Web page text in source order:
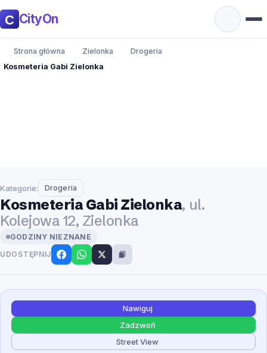
CityOn
Strona główna Zielonka
Drogeria
Kosmeteria Gabi Zielonka
Kategorie: Drogeria
Kosmeteria Gabi Zielonka, ul.
Kolejowa 12, Zielonka
GODZINY NIEZNANE
UDOSTĘPNIJ
Nawiguj
Zadzwoń
Street View